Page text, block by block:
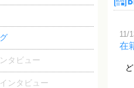
タビュー
ンタビュー
11/
在